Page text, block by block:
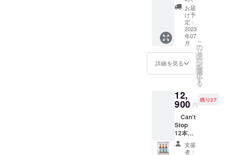
商品
名：
Can't
Stop
ビール
スタイ
ル：
Americ
an Pale
Ale
アル
コール
度
数）：
4.5％
IBU（苦
味）：
20
お届
け予
定：
2023
年07
月
詳細を見る
こ
の
リ
タ
ー
ン
を
選
択
す
る
12,
900 円
残り27
Can't
Stop
12本
セット
（送料
支援
者：